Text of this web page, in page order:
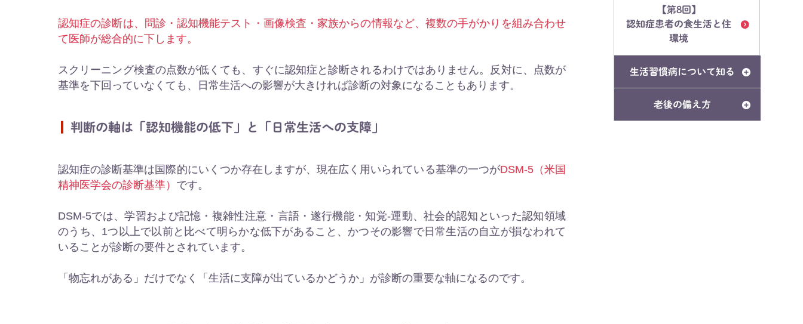
認知症の診断は、問診・認知機能テスト・画像検査・家族からの情報など、複数の手がかりを組み合わせ
て医師が総合的に下します。
スクリーニング検査の点数が低くても、すぐに認知症と診断されるわけではありません。反対に、点数が
基準を下回っていなくても、日常生活への影響が大きければ診断の対象になることもあります。
判断の軸は「認知機能の低下」と「日常生活への支障」
認知症の診断基準は国際的にいくつか存在しますが、現在広く用いられている基準の一つがDSM-5（米国
精神医学会の診断基準） です。
DSM-5では、学習および記憶・複雑性注意・言語・遂行機能・知覚-運動、社会的認知といった認知領域
のうち、1つ以上で以前と比べて明らかな低下があること、かつその影響で日常生活の自立が損なわれて
いることが診断の要件とされています。
「物忘れがある」だけでなく「生活に支障が出ているかどうか」が診断の重要な軸になるのです。
【第8回】
認知症患者の食生活と住
環境
生活習慣病について知る
老後の備え方